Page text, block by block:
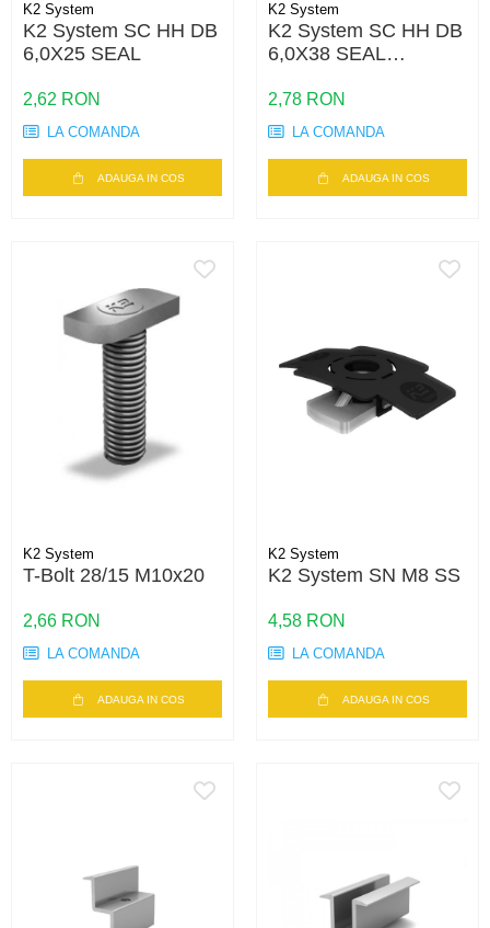
K2 System
K2 System SC HH DB
6,0X25 SEAL
2,62 RON
LA COMANDA
ADAUGA IN COS
K2 System
K2 System SC HH DB
6,0X38 SEAL
2,78 RON
LA COMANDA
ADAUGA IN COS
K2 System
T-Bolt 28/15 M10x20
2,66 RON
LA COMANDA
ADAUGA IN COS
K2 System
K2 System SN M8 SS
4,58 RON
LA COMANDA
ADAUGA IN COS